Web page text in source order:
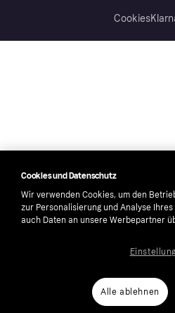
Cookies
Cookies und Datenschutz
Wir verwenden Cookies, um den
zur Personalisierung und Analyse
auch Daten an unsere Werbepartner
Alle ablehnen